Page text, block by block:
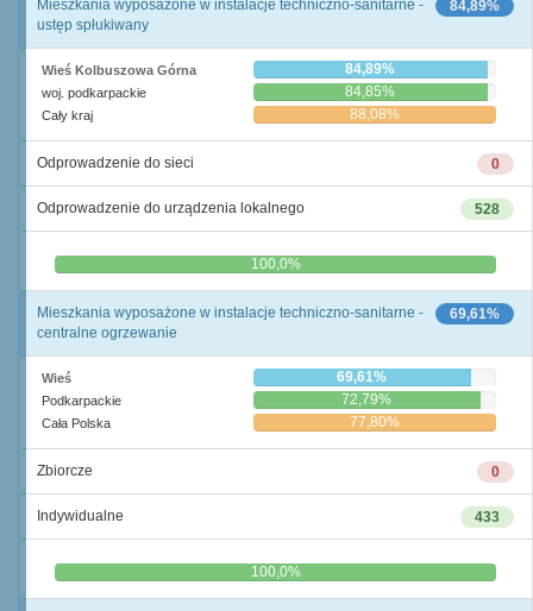
84,89%
Mieszkania wyposażone w instalacje techniczno-sanitarne -
ustęp spłukiwany
Wieś Kolbuszowa Górna 84,89%
woj. podkarpackie 84,85%
Cały kraj 88,08%
0
Odprowadzenie do sieci
528
Odprowadzenie do urządzenia lokalnego
0,0% 100,0%
69,61%
Mieszkania wyposażone w instalacje techniczno-sanitarne -
centralne ogrzewanie
Wieś 69,61%
Podkarpackie 72,79%
Cała Polska 77,80%
0
Zbiorcze
433
Indywidualne
0,0% 100,0%